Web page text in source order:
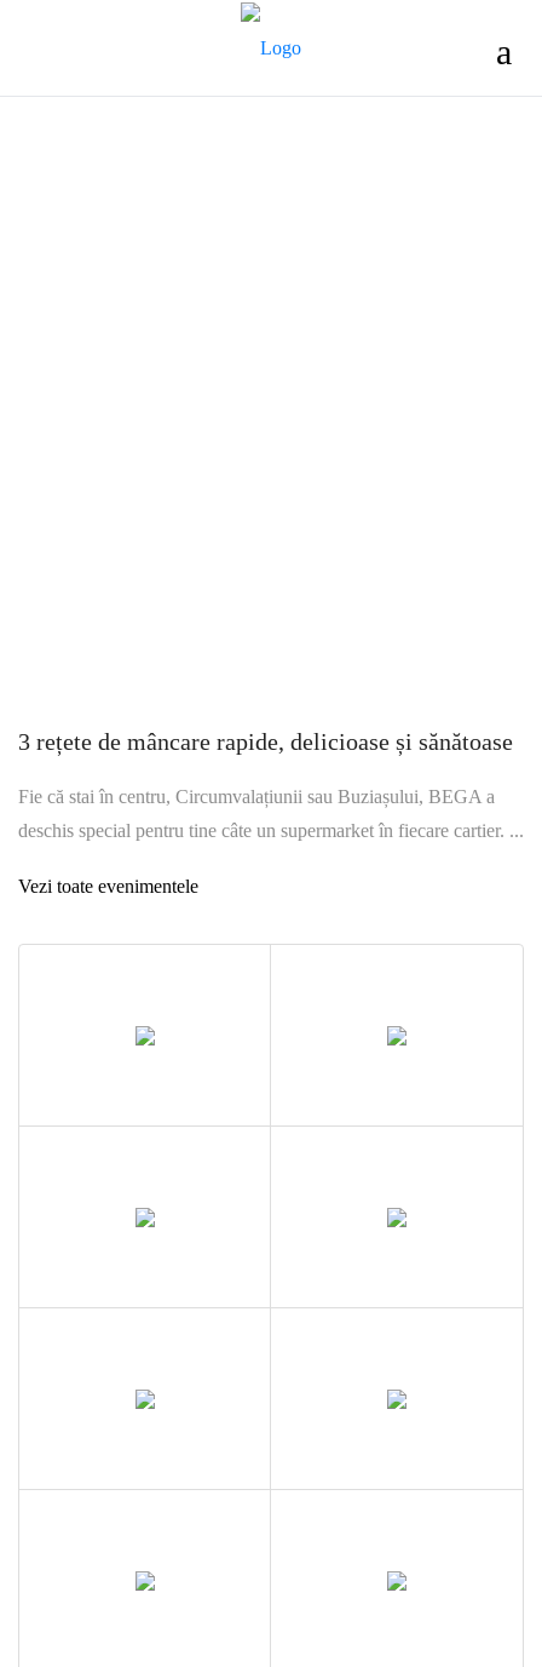
3 rețete de mâncare rapide, delicioase și sănătoase
Fie că stai în centru, Circumvalațiunii sau Buziașului, BEGA a
deschis special pentru tine câte un supermarket în fiecare cartier. ...
Vezi toate evenimentele